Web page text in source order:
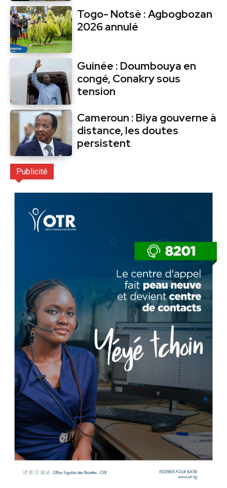
Togo- Notsè : Agbogbozan
2026 annulé
Guinée : Doumbouya en
congé, Conakry sous
tension
Cameroun : Biya gouverne à
distance, les doutes
persistent
Publicité